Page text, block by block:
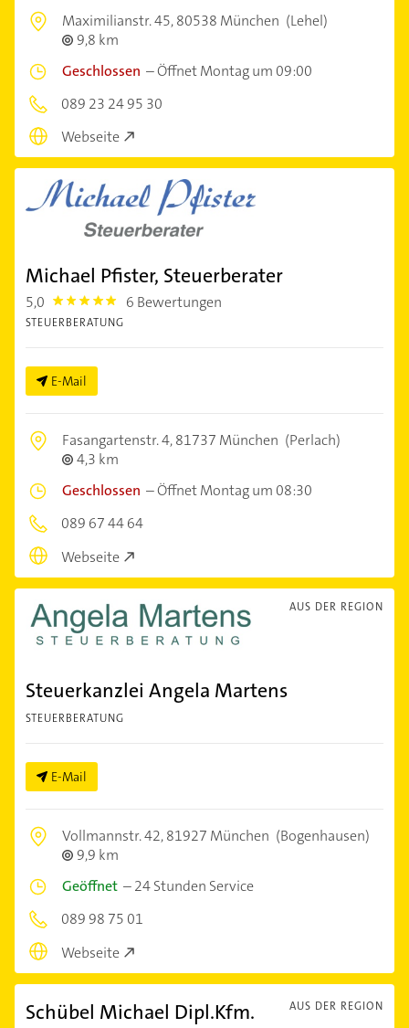
Maximilianstr. 45,80538 München (Lehel)
9,8 km
Geschlossen –Öffnet Montag um 09:00
089 23 24 95 30
Webseite
Michael Pfister, Steuerberater
5,0 5.0 6 Bewertungen
STEUERBERATUNG
E-Mail
Fasangartenstr. 4,81737 München (Perlach)
4,3 km
Geschlossen –Öffnet Montag um 08:30
089 67 44 64
Webseite
AUS DER REGION
Steuerkanzlei Angela Martens
STEUERBERATUNG
E-Mail
Vollmannstr. 42,81927 München (Bogenhausen)
9,9 km
Geöffnet –24 Stunden Service
089 98 75 01
Webseite
AUS DER REGION
Schübel Michael Dipl.Kfm.